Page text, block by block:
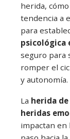
herida,
tendencia a
para
psicológica
seguro para
romper el
y autonomía.
La herida
heridas
impactan en